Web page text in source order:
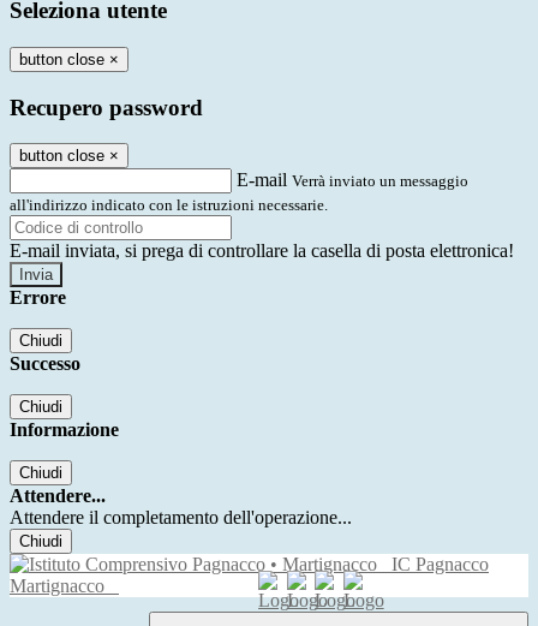
Seleziona utente
button close ×
Recupero password
button close ×
E-mail Verrà inviato un messaggio
all'indirizzo indicato con le istruzioni necessarie.
E-mail inviata, si prega di controllare la casella di posta elettronica!
Errore
Chiudi
Successo
Chiudi
Informazione
Chiudi
Attendere...
Attendere il completamento dell'operazione...
Chiudi
IC Pagnacco
Martignacco